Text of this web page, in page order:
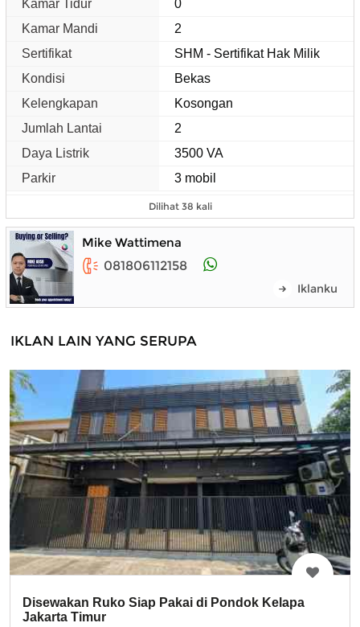
Kamar Tidur
0
Kamar Mandi
2
Sertifikat
SHM - Sertifikat Hak Milik
Kondisi
Bekas
Kelengkapan
Kosongan
Jumlah Lantai
2
Daya Listrik
3500 VA
Parkir
3 mobil
Dilihat 38 kali
Mike Wattimena
081806112158
Iklanku
IKLAN LAIN YANG SERUPA
Disewakan Ruko Siap Pakai di Pondok Kelapa
Jakarta Timur